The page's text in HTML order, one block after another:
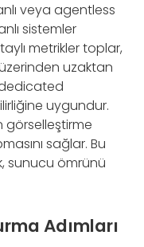
veya agentless
sistemler
metrikler toplar,
uzaktan
uygundur.
görselleştirme
sağlar. Bu
sunucu ömrünü
Adımları